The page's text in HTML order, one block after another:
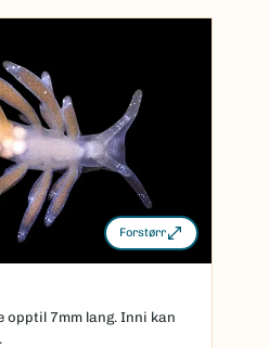
Forstørr
opptil 7mm lang. Inni kan